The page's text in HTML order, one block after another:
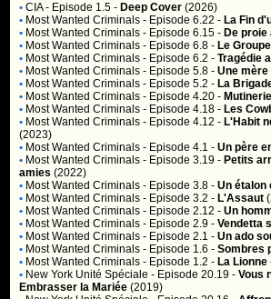
• CIA- Episode 1.5 - Deep Cover (2026)
• Most Wanted Criminals - Episode 6.22 - La Fin
• Most Wanted Criminals - Episode 6.15 - De
• Most Wanted Criminals - Episode 6.8 - Le
• Most Wanted Criminals - Episode 6.2 -Tragédie
• Most Wanted Criminals - Episode 5.8 -Une
• Most Wanted Criminals - Episode 5.2 - La
• Most Wanted Criminals - Episode 4.20 - Mutinerie
• Most Wanted Criminals - Episode 4.18 - Les
• Most Wanted Criminals - Episode 4.12 - L'Habit
(2023)
• Most Wanted Criminals - Episode 4.1 -Un père
• Most Wanted Criminals - Episode 3.19 - Petits
amies (2022)
• Most Wanted Criminals - Episode 3.8 -Un étalon
• Most Wanted Criminals - Episode 3.2 - L'Assaut
• Most Wanted Criminals - Episode 2.12 -Un
• Most Wanted Criminals - Episode 2.9 -Vendetta
• Most Wanted Criminals - Episode 2.1 -Un ado
• Most Wanted Criminals - Episode 1.6 -Sombres
• Most Wanted Criminals - Episode 1.2 - La Lionne
• New York Unité Spéciale - Episode 20.19 -Vous
Embrasser la Mariée (2019)